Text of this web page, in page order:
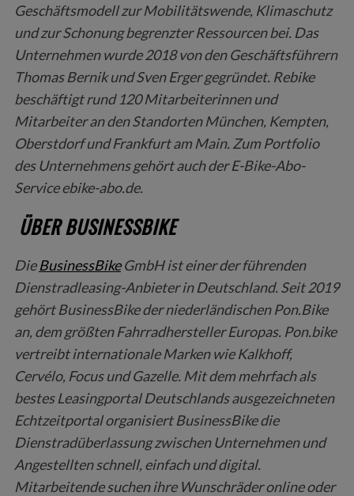
Geschäftsmodell zur Mobilitätswende, Klimaschutz
und zur Schonung begrenzter Ressourcen bei. Das
Unternehmen wurde 2018 von den Geschäftsführern
Thomas Bernik und Sven Erger gegründet. Rebike
beschäftigt rund 120 Mitarbeiterinnen und
Mitarbeiter an den Standorten München, Kempten,
Oberstdorf und Frankfurt am Main. Zum Portfolio
des Unternehmens gehört auch der E-Bike-Abo-
Service ebike-abo.de.
ÜBER BUSINESSBIKE
DieBusinessBikeGmbH ist einer der führenden
Dienstradleasing-Anbieter in Deutschland. Seit 2019
gehört BusinessBike der niederländischen Pon.Bike
an, dem größten Fahrradhersteller Europas. Pon.bike
vertreibt internationale Marken wie Kalkhoff,
Cervélo, Focus und Gazelle. Mit dem mehrfach als
bestes Leasingportal Deutschlands ausgezeichneten
Echtzeitportal organisiert BusinessBike die
Dienstradüberlassung zwischen Unternehmen und
Angestellten schnell, einfach und digital.
Mitarbeitende suchen ihre Wunschräder online oder